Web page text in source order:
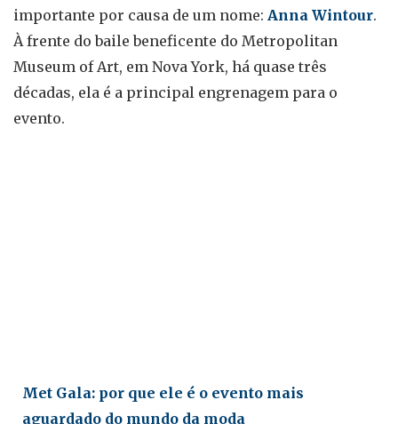
importante por causa de um nome: Anna Wintour.
À frente do baile beneficente do Metropolitan
Museum of Art, em Nova York, há quase três
décadas, ela é a principal engrenagem para o
evento.
Met Gala: por que ele é o evento mais
aguardado do mundo da moda